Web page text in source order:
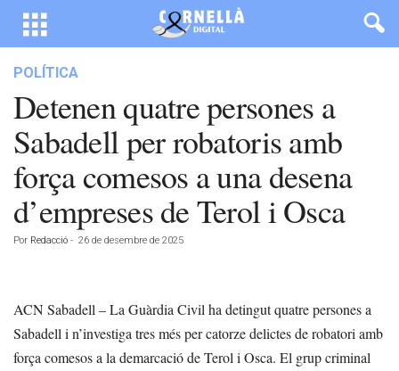
POLÍTICA
Detenen quatre persones a
Sabadell per robatoris amb
força comesos a una desena
d’empreses de Terol i Osca
Por Redacció - 26 de desembre de 2025
ACN Sabadell – La Guàrdia Civil ha detingut quatre persones a
Sabadell i n’investiga tres més per catorze delictes de robatori amb
força comesos a la demarcació de Terol i Osca. El grup criminal